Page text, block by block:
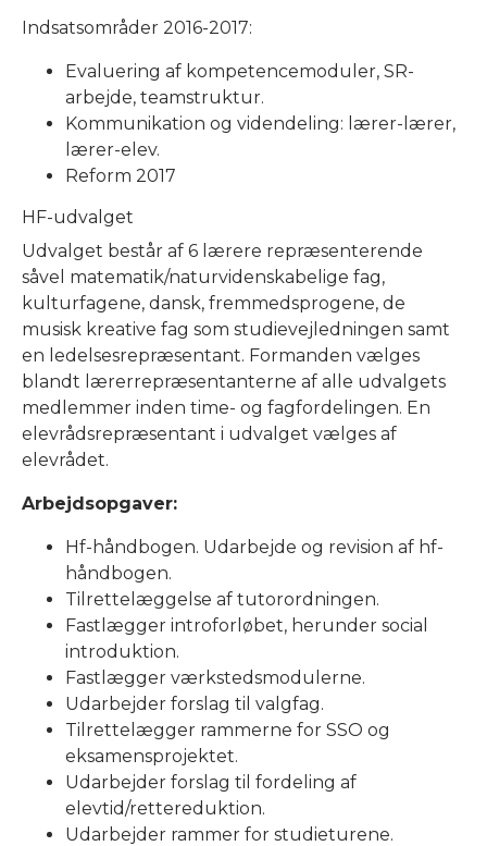
Indsatsområder 2016-2017:
Evaluering af kompetencemoduler, SR-
arbejde, teamstruktur.
Kommunikation og videndeling: lærer-lærer,
lærer-elev.
Reform 2017
HF-udvalget
Udvalget består af 6 lærere repræsenterende
såvel matematik/naturvidenskabelige fag,
kulturfagene, dansk, fremmedsprogene, de
musisk kreative fag som studievejledningen samt
en ledelsesrepræsentant. Formanden vælges
blandt lærerrepræsentanterne af alle udvalgets
medlemmer inden time- og fagfordelingen. En
elevrådsrepræsentant i udvalget vælges af
elevrådet.
Arbejdsopgaver:
Hf-håndbogen. Udarbejde og revision af hf-
håndbogen.
Tilrettelæggelse af tutorordningen.
Fastlægger introforløbet, herunder social
introduktion.
Fastlægger værkstedsmodulerne.
Udarbejder forslag til valgfag.
Tilrettelægger rammerne for SSO og
eksamensprojektet.
Udarbejder forslag til fordeling af
elevtid/rettereduktion.
Udarbejder rammer for studieturene.